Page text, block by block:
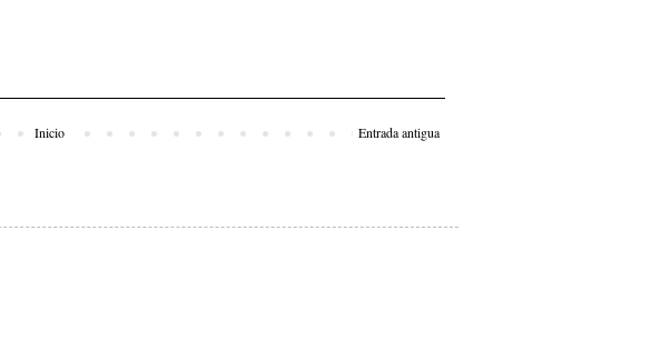
Entrada antigua
Inicio